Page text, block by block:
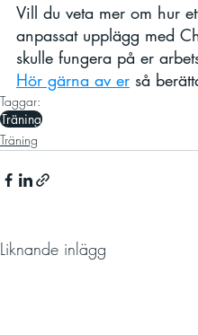
Vill du veta mer om hur
anpassat upplägg med
skulle fungera på er
Hör gärna av er så
Taggar:
Träning
Träning
Liknande inlägg